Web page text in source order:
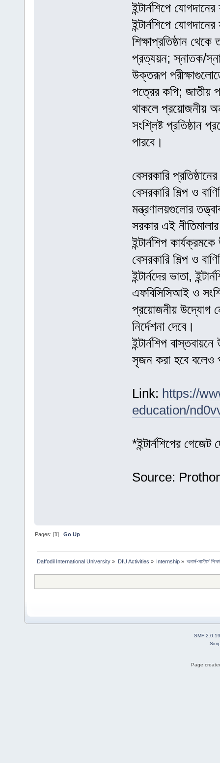
ইন্টার্নশিপে যোগদানের
ইন্টার্নশিপে
শিক্ষাপ্রতিষ্ঠান
প্রত্যয়ন; স্নাতক/
উক্তরূপ
পত্রের কপি; জাতীয়
থাকলে প্রয়োজনীয়
সংশ্লিষ্ট প্রতিষ্ঠান
পারবে।
বেসরকারি
বেসরকারি শিল্প ও
মন্ত্রণালয়গুলোর
সরকার এই
ইন্টার্নশিপ
বেসরকারি শিল্প ও
ইন্টার্নদের ভাতা,
এফবিসিসিআই ও
প্রয়োজনীয় উদ্যোগ
নির্দেশনা দেবে।
ইন্টার্নশিপ
সৃজন করা হবে বলেও
Link: https://
education/
*ইন্টার্নশিপের গেজেট
Source:
Pages: [1]Go Up
Daffodil International University » DIU Activities » Internship» অনার্স-মাস্টার্স
SMF 2.0.19
Page